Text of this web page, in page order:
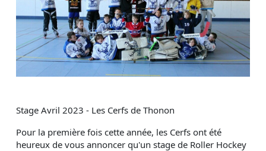
Stage Avril 2023 - Les Cerfs de Thonon
Pour la première fois cette année, les Cerfs ont été
heureux de vous annoncer qu'un stage de Roller Hockey